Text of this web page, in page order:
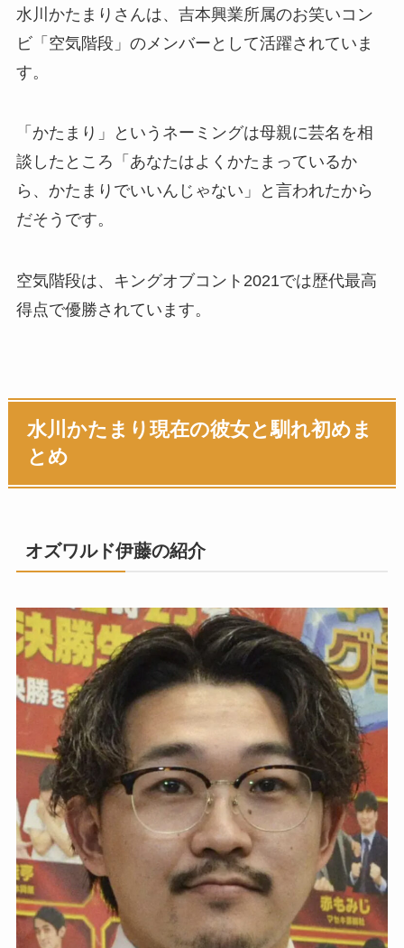
水川かたまりさんは、吉本興業所属のお笑いコン
ビ「空気階段」のメンバーとして活躍されていま
す。
「かたまり」というネーミングは母親に芸名を相
談したところ「あなたはよくかたまっているか
ら、かたまりでいいんじゃない」と言われたから
だそうです。
空気階段は、キングオブコント2021では歴代最高
得点で優勝されています。
水川かたまり現在の彼女と馴れ初めま
とめ
オズワルド伊藤の紹介